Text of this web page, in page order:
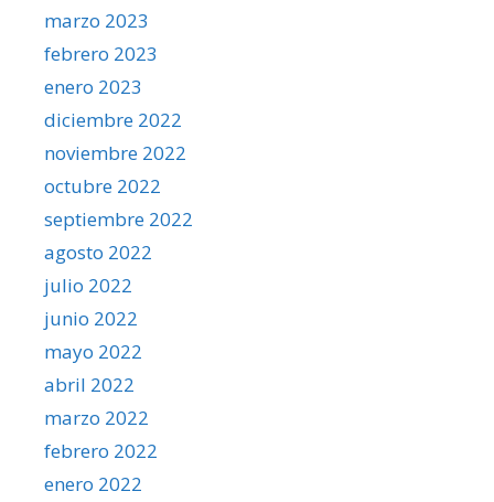
marzo 2023
febrero 2023
enero 2023
diciembre 2022
noviembre 2022
octubre 2022
septiembre 2022
agosto 2022
julio 2022
junio 2022
mayo 2022
abril 2022
marzo 2022
febrero 2022
enero 2022